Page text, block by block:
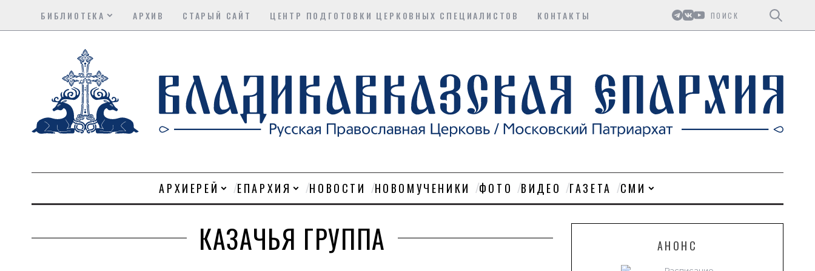
БИБЛИОТЕКА АРХИВ СТАРЫЙ САЙТ ЦЕНТР ПОДГОТОВКИ ЦЕРКОВНЫХ СПЕЦИАЛИСТОВ КОНТАКТЫ
АРХИЕРЕЙ ЕПАРХИЯ НОВОСТИ НОВОМУЧЕНИКИ ФОТО ВИДЕО ГАЗЕТА СМИ
АНОНС
КАЗАЧЬЯ ГРУППА